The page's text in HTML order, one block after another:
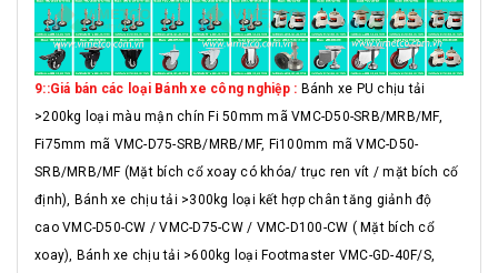
9::Giá bán các loại Bánh xe công nghiệp : Bánh xe PU chịu tải
>200kg loại màu mận chín Fi 50mm mã VMC-D50-SRB/MRB/MF,
Fi75mm mã VMC-D75-SRB/MRB/MF, Fi100mm mã VMC-D50-
SRB/MRB/MF (Mặt bích cổ xoay có khóa/ trục ren vít / mặt bích cố
định), Bánh xe chịu tải >300kg loại kết hợp chân tăng giảnh độ
cao VMC-D50-CW / VMC-D75-CW / VMC-D100-CW ( Mặt bích cổ
xoay), Bánh xe chịu tải >600kg loại Footmaster VMC-GD-40F/S,